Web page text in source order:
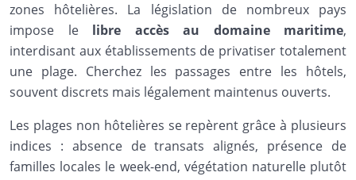
zones hôtelières. La législation de nombreux pays
impose le libre accès au domaine maritime,
interdisant aux établissements de privatiser totalement
une plage. Cherchez les passages entre les hôtels,
souvent discrets mais légalement maintenus ouverts.
Les plages non hôtelières se repèrent grâce à plusieurs
indices : absence de transats alignés, présence de
familles locales le week-end, végétation naturelle plutôt